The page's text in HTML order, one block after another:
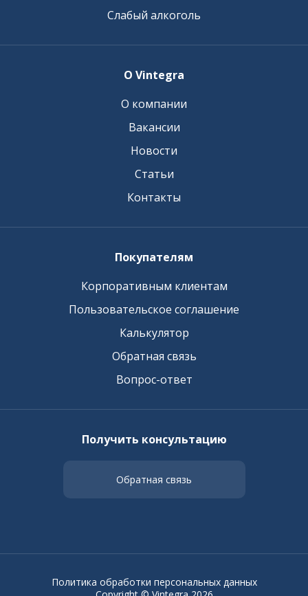
Слабый алкоголь
О Vintegra
О компании
Вакансии
Новости
Статьи
Контакты
Покупателям
Корпоративным клиентам
Пользовательское соглашение
Калькулятор
Обратная связь
Вопрос-ответ
Получить консультацию
Обратная связь
Политика обработки персональных данных